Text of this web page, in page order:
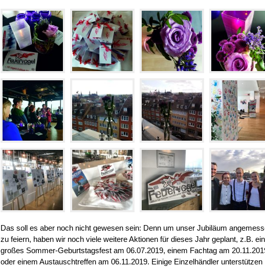
Das soll es aber noch nicht gewesen sein: Denn um unser Jubiläum
zu feiern, haben wir noch viele weitere Aktionen für dieses Jahr geplant, z.B. ein
großes Sommer-Geburtstagsfest am 06.07.2019, einem Fachtag am
oder einem Austauschtreffen am 06.11.2019. Einige Einzelhändler unterstützen